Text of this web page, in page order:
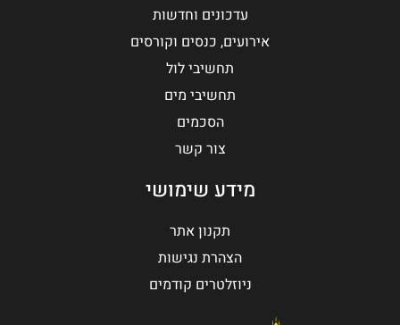
עדכונים וחדשות
אירועים, כנסים וקורסים
תחשיבי לול
תחשיבי מים
הסכמים
צור קשר
מידע שימושי
תקנון אתר
הצהרת נגישות
ניוזלטרים קודמים